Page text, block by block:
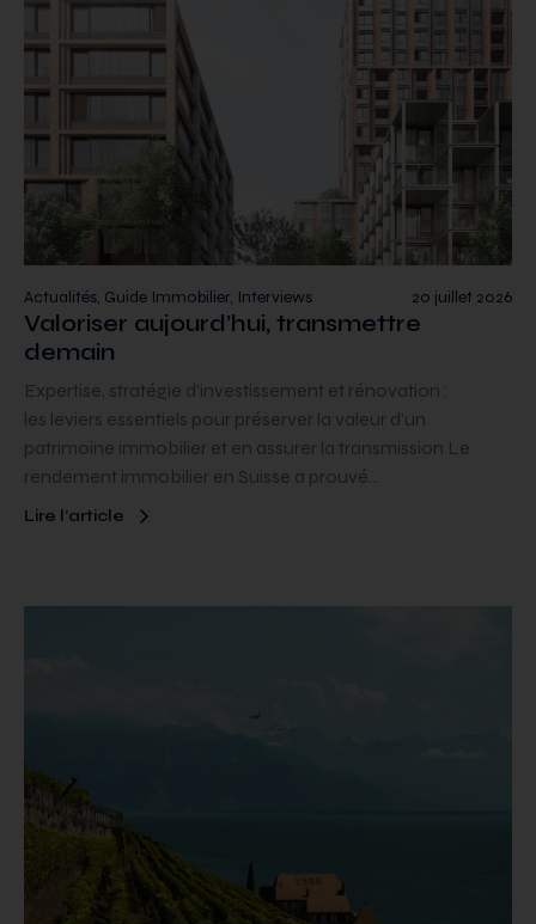
20 juillet 2026
Actualités, Guide Immobilier, Interviews
Valoriser aujourd’hui, transmettre
demain
Expertise, stratégie d’investissement et rénovation :
les leviers essentiels pour préserver la valeur d’un
patrimoine immobilier et en assurer la transmission Le
rendement immobilier en Suisse a prouvé…
Lire l’article